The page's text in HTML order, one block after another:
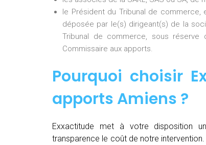
le Président du Tribunal de
déposée par le(s) dirigeant(s) de la
Tribunal de commerce, sous
Commissaire aux apports.
Pourquoi choisir
apports Amiens ?
Exxactitude met à votre disposition
transparence le coût de notre